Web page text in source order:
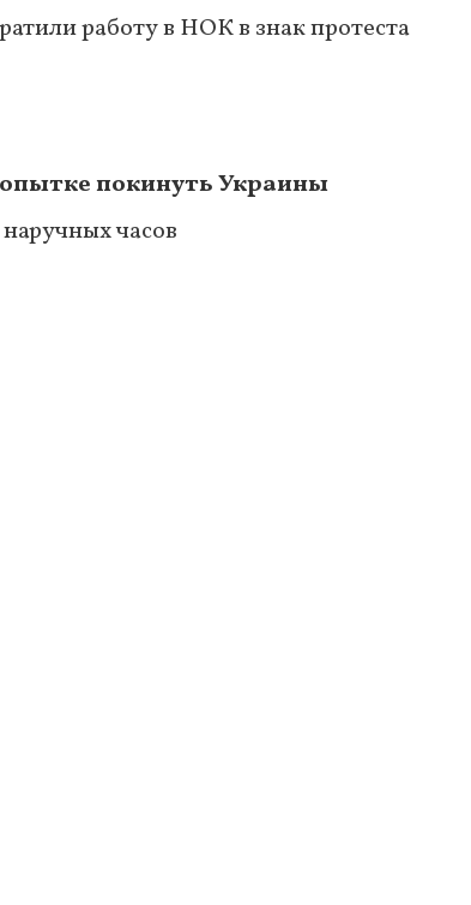
работу в НОК в знак протеста
покинуть Украины
часов